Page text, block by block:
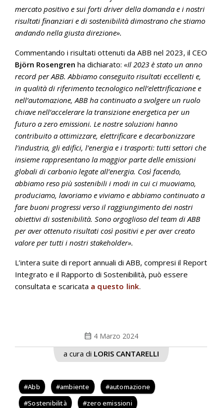
mercato positivo e sui forti driver della domanda e i nostri
risultati finanziari e di sostenibilità dimostrano che stiamo
andando nella giusta direzione».
Commentando i risultati ottenuti da ABB nel 2023, il CEO
Björn Rosengren ha dichiarato: «Il 2023 è stato un anno
record per ABB. Abbiamo conseguito risultati eccellenti e,
in qualità di riferimento tecnologico nell’elettrificazione e
nell’automazione, ABB ha continuato a svolgere un ruolo
chiave nell’accelerare la transizione energetica per un
futuro a zero emissioni. Le nostre soluzioni hanno
contribuito a ottimizzare, elettrificare e decarbonizzare
l’industria, gli edifici, l’energia e i trasporti: tutti settori che
insieme rappresentano la maggior parte delle emissioni
globali di carbonio legate all’energia. Così facendo,
abbiamo reso più sostenibili i modi in cui ci muoviamo,
produciamo, lavoriamo e viviamo e abbiamo continuato a
fare buoni progressi verso il raggiungimento dei nostri
obiettivi di sostenibilità. Sono orgoglioso del team di ABB
per aver ottenuto risultati così positivi e per aver creato
valore per tutti i nostri stakeholder».
L’intera suite di report annuali di ABB, compresi il Report
Integrato e il Rapporto di Sostenibilità, può essere
consultata e scaricata a questo link.
calendar_month 4 Marzo 2024
a cura di LORIS CANTARELLI
Abb ambiente
automazione
Sostenibilità
zero emissioni